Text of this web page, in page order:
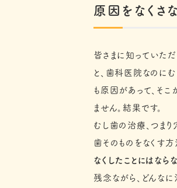
原因をなくさ
皆さまに知っていただ
と、歯科医院なのに
も原因があって、そ
ません。結果です。
むし歯の治療、つま
歯そのものをなくす
なくしたことにはなら
残念ながら、どんな